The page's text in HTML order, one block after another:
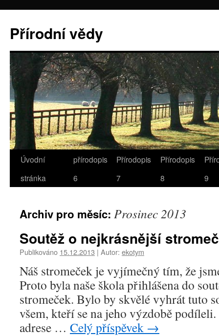
Přírodní vědy
Úvodní
stránka
přírodopis
6
Přírodopis
7
Přírodopis
8
9
Archiv pro měsíc: Prosinec 2013
Soutěž o nejkrásnější
Publikováno 15.12.2013 | Autor: ekotym
Náš stromeček je vyjímečný tím, že
Proto byla naše škola přihlášena do
stromeček. Bylo by skvělé vyhrát tuto
všem, kteří se na jeho výzdobě podíleli.
adrese … Celý příspěvek →